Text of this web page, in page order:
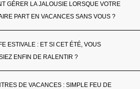
GÉRER LA JALOUSIE LORSQUE VOTRE
PART EN VACANCES SANS VOUS ?
ESTIVALE : ET SI CET ÉTÉ, VOUS
ENFIN DE RALENTIR ?
DE VACANCES : SIMPLE FEU DE